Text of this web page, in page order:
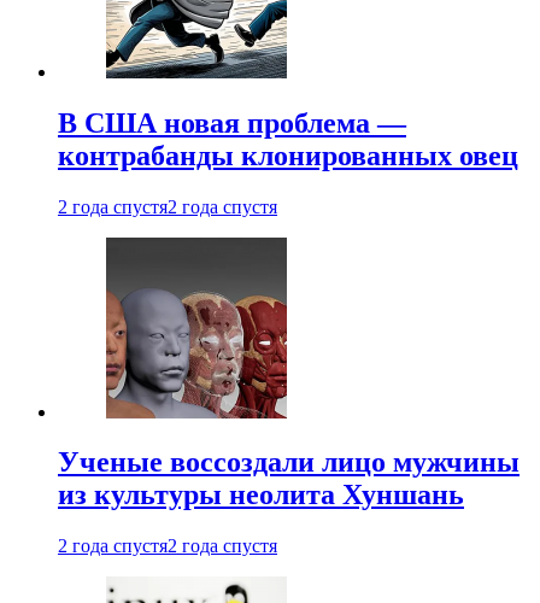
В США новая проблема —
контрабанды клонированных овец
2 года спустя2 года спустя
Ученые воссоздали лицо мужчины
из культуры неолита Хуншань
2 года спустя2 года спустя